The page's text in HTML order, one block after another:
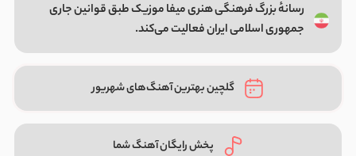
رسانهٔ بزرگ فرهنگی هنری میفا موزیک طبق قوانین جاری
جمهوری اسلامی ایران فعالیت می‌کند.
گلچین بهترین آهنگ‌های شهریور
پخش رایگان آهنگ شما